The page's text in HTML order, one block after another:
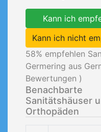
Kann ich
Kann ich nicht
58% empfehlen
Germering aus
Bewertungen )
Benachbarte
Sanitätshäuser
Orthopäden